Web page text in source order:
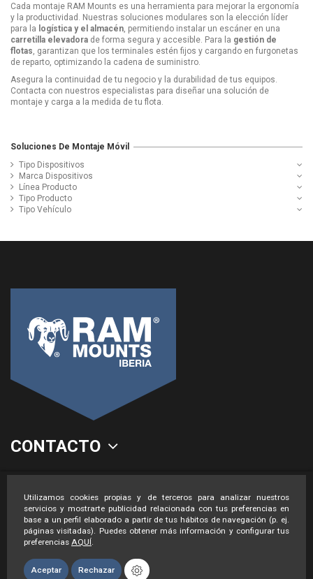
Utilizamos cookies propias y de terceros para analizar nuestros
servicios y mostrarte publicidad relacionada con tus preferencias en
base a un perfil elaborado a partir de tus hábitos de navegación (p. ej.
páginas visitadas). Puedes obtener más información y configurar tus
preferencias AQUÍ.
Aceptar Rechazar
Cada montaje RAM Mounts es una herramienta para mejorar la ergonomía
y la productividad. Nuestras soluciones modulares son la elección líder
para la logística y el almacén, permitiendo instalar un escáner en una
carretilla elevadora de forma segura y accesible. Para la gestión de
flotas, garantizan que los terminales estén fijos y cargando en furgonetas
de reparto, optimizando la cadena de suministro.
Asegura la continuidad de tu negocio y la durabilidad de tus equipos.
Contacta con nuestros especialistas para diseñar una solución de
montaje y carga a la medida de tu flota.
Soluciones De Montaje Móvil
Tipo Dispositivos
Marca Dispositivos
Línea Producto
Tipo Producto
Tipo Vehículo
CONTACTO